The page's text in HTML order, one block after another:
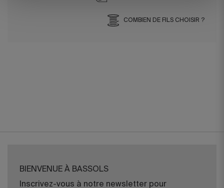
COMBIEN DE FILS CHOISIR ?
BIENVENUE À BASSOLS
Inscrivez-vous à notre newsletter pour